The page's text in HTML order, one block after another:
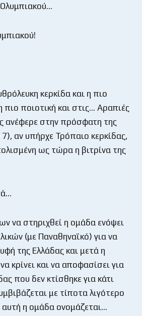
κερκίδα και η πιο
πιο ποιοτική και στις… Αραπιές
ανέφερε στην πρόσφατη της
αν υπήρχε Τρόπαιο κερκίδας,
ως τώρα η βιτρίνα της
να στηριχθεί η ομάδα ενόψει
(με Παναθηναϊκό) για να
της Ελλάδας και μετά η
κρίνει και να αποφασίσει για
που δεν κτίσθηκε για κάτι
με τίποτα λιγότερο
η ομάδα ονομάζεται…